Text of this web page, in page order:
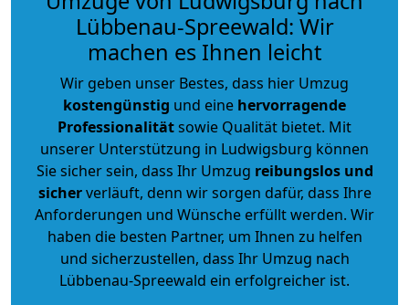
Lübbenau-Spreewald: Wir
machen es Ihnen leicht
Wir geben unser Bestes, dass hier Umzug
kostengünstig und eine hervorragende
Professionalitätsowie Qualität bietet. Mit
unserer Unterstützung in Ludwigsburg können
Sie sicher sein, dass Ihr Umzug reibungslos und
sicherverläuft, denn wir sorgen dafür, dass Ihre
Anforderungen und Wünsche erfüllt werden. Wir
haben die besten Partner, um Ihnen zu helfen
und sicherzustellen, dass Ihr Umzug nach
Lübbenau-Spreewald ein erfolgreicher ist.